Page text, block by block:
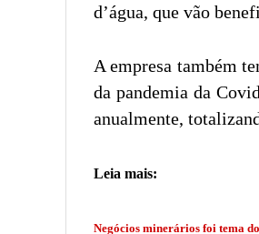
d’água, que vão
A empresa também
da pandemia da
anualmente,
Leia mais:
Negócios minerários foi tema